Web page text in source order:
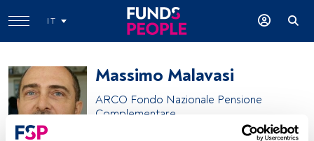
IT
Massimo Malavasi
ARCO Fondo Nazionale Pensione
Complementare